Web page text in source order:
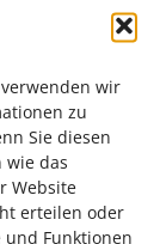
wir
zu
Sie diesen
wie das
Website
erteilen oder
Funktionen